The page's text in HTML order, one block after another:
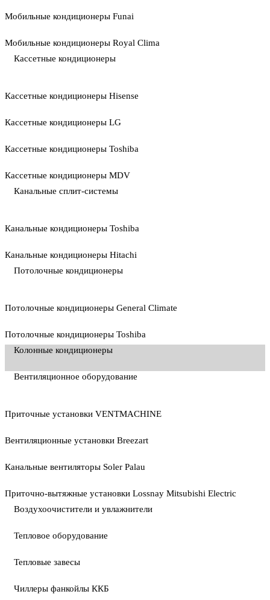
Мобильные кондиционеры Funai
Мобильные кондиционеры Royal Clima
Кассетные кондиционеры
Кассетные кондиционеры Hisense
Кассетные кондиционеры LG
Кассетные кондиционеры Toshiba
Кассетные кондиционеры MDV
Канальные сплит-системы
Канальные кондиционеры Toshiba
Канальные кондиционеры Hitachi
Потолочные кондиционеры
Потолочные кондиционеры General Climate
Потолочные кондиционеры Toshiba
Колонные кондиционеры
Вентиляционное оборудование
Приточные установки VENTMACHINE
Вентиляционные установки Breezart
Канальные вентиляторы Soler Palau
Приточно-вытяжные установки Lossnay Mitsubishi Electric
Воздухоочистители и увлажнители
Тепловое оборудование
Тепловые завесы
Чиллеры фанкойлы ККБ